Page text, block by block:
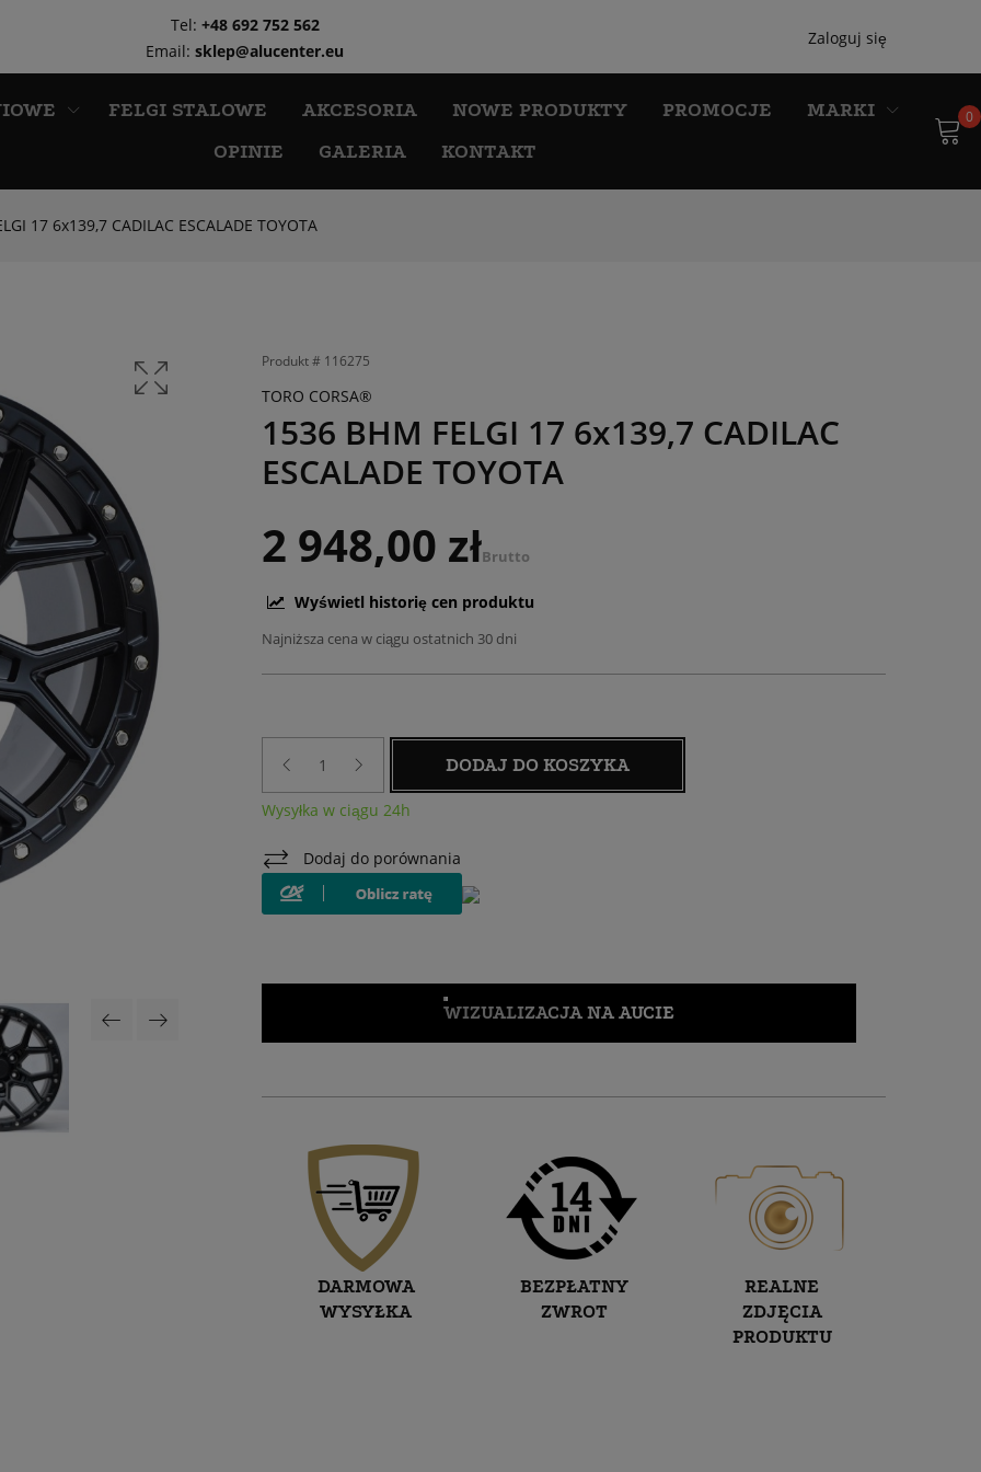
Tel: +48 692 752 562
Email:sklep@alucenter.eu
Zaloguj się
FELGI STALOWE AKCESORIA NOWE PRODUKTY PROMOCJE
MARKI
OPINIE
GALERIA KONTAKT
0
17 6x139,7 CADILAC ESCALADE TOYOTA
Produkt # 116275
TORO CORSA®
1536 BHM FELGI 17 6x139,7 CADILAC
ESCALADE TOYOTA
2 948,00 złBrutto
Wyświetl historię cen produktu
Najniższa cena w ciągu ostatnich 30 dni
DODAJ DO KOSZYKA
Wysyłka w ciągu 24h
Dodaj do porównania
WIZUALIZACJA NA AUCIE
DARMOWA
WYSYŁKA
BEZPŁATNY
ZWROT
REALNE
ZDJĘCIA
PRODUKTU